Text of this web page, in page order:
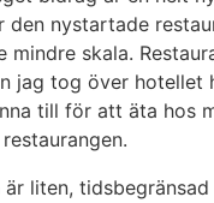
den nystartade
mindre skala.
jag tog över hotellet
till för att äta hos
är liten,